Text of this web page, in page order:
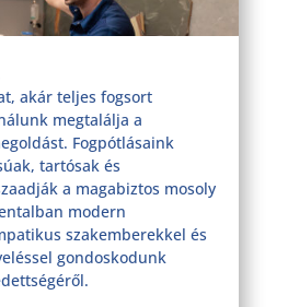
akár teljes fogsort
megtalálja a
Fogpótlásaink
tartósak és
a magabiztos mosoly
modern
szakemberekkel és
gondoskodunk